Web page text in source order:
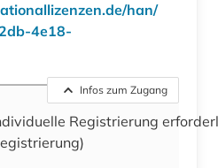
han/
4e18-
Infos zum Zugang
Registrierung